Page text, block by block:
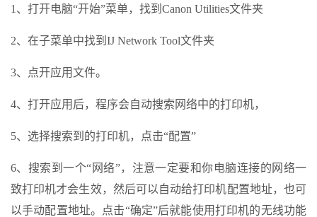
1、打开电脑“开始”菜单，找到Canon Utilities文件夹
2、在子菜单中找到IJ Network Tool文件夹
3、点开应用文件。
4、打开应用后，程序会自动搜索网络中的打印机，
5、选择搜索到的打印机，点击“配置”
6、搜索到一个“网络”，注意一定要和你电脑连接的网络一
致打印机才会生效，然后可以自动给打印机配置地址，也可
以手动配置地址。点击“确定”后就能使用打印机的无线功能